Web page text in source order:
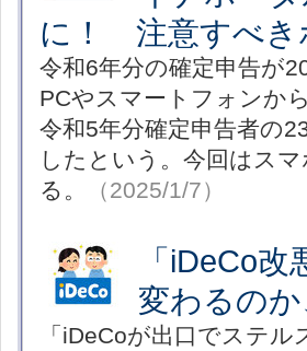
に！ 注意すべき
令和6年分の確定申告が
PCやスマートフォンか
令和5年分確定申告者の
したという。今回はス
る。
（2025/1/7）
「iDeCo
変わるの
「iDeCoが出口でステ